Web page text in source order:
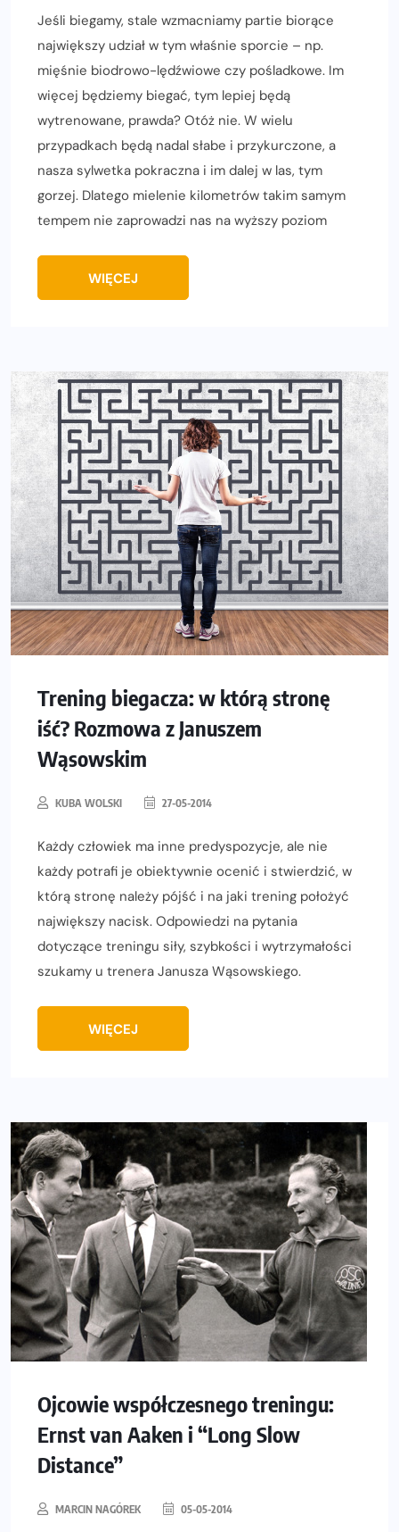
Jeśli biegamy, stale wzmacniamy partie biorące
największy udział w tym właśnie sporcie – np.
mięśnie biodrowo-lędźwiowe czy pośladkowe. Im
więcej będziemy biegać, tym lepiej będą
wytrenowane, prawda? Otóż nie. W wielu
przypadkach będą nadal słabe i przykurczone, a
nasza sylwetka pokraczna i im dalej w las, tym
gorzej. Dlatego mielenie kilometrów takim samym
tempem nie zaprowadzi nas na wyższy poziom
WIĘCEJ
Trening biegacza: w którą stronę
iść? Rozmowa z Januszem
Wąsowskim
KUBA WOLSKI 27-05-2014
Każdy człowiek ma inne predyspozycje, ale nie
każdy potrafi je obiektywnie ocenić i stwierdzić, w
którą stronę należy pójść i na jaki trening położyć
największy nacisk. Odpowiedzi na pytania
dotyczące treningu siły, szybkości i wytrzymałości
szukamy u trenera Janusza Wąsowskiego.
WIĘCEJ
Ojcowie współczesnego treningu:
Ernst van Aaken i “Long Slow
Distance”
MARCIN NAGÓREK 05-05-2014